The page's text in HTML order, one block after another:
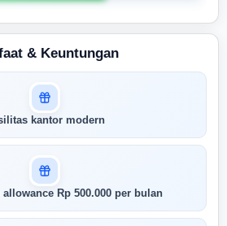
melihat skor
AI Anda
cocok keahlian
peran ini
& Keuntungan
kantor modern
Rp 500.000 per bulan